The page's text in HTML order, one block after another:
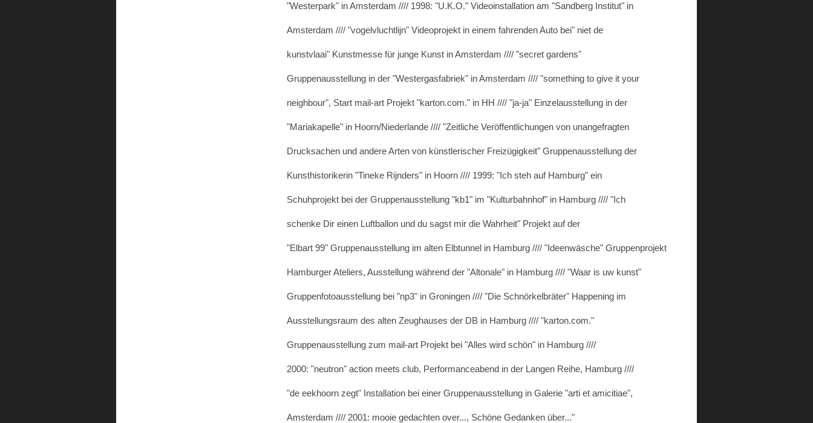
"Westerpark" in Amsterdam //// 1998: "U.K.O." Videoinstallation am "Sandberg Institut" in
Amsterdam //// "vogelvluchtlijn" Videoprojekt in einem fahrenden Auto bei" niet de
kunstvlaai" Kunstmesse für junge Kunst in Amsterdam //// "secret gardens"
Gruppenausstellung in der "Westergasfabriek" in Amsterdam //// "something to give it your
neighbour", Start mail-art Projekt "karton.com." in HH //// "ja-ja" Einzelausstellung in der
"Mariakapelle" in Hoorn/Niederlande //// "Zeitliche Veröffentlichungen von unangefragten
Drucksachen und andere Arten von künstlerischer Freizügigkeit" Gruppenausstellung der
Kunsthistorikerin "Tineke Rijnders" in Hoorn //// 1999: "Ich steh auf Hamburg" ein
Schuhprojekt bei der Gruppenausstellung "kb1" im "Kulturbahnhof" in Hamburg //// "Ich
schenke Dir einen Luftballon und du sagst mir die Wahrheit" Projekt auf der
"Elbart 99" Gruppenausstellung im alten Elbtunnel in Hamburg //// "Ideenwäsche" Gruppenprojekt
Hamburger Ateliers, Ausstellung während der "Altonale" in Hamburg //// "Waar is uw kunst"
Gruppenfotoausstellung bei "np3" in Groningen //// "Die Schnörkelbräter" Happening im
Ausstellungsraum des alten Zeughauses der DB in Hamburg //// "karton.com."
Gruppenausstellung zum mail-art Projekt bei "Alles wird schön" in Hamburg ////
2000: "neutron" action meets club, Performanceabend in der Langen Reihe, Hamburg ////
"de eekhoorn zegt" Installation bei einer Gruppenausstellung in Galerie "arti et amicitiae",
Amsterdam //// 2001: mooie gedachten over..., Schöne Gedanken über..."